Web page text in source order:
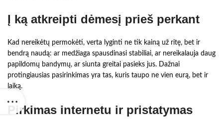
Į ką atkreipti dėmesį prieš perkant
Kad nereikėtų permokėti, verta lyginti ne tik kainą už ritę, bet ir
bendrą naudą: ar medžiaga spausdinasi stabiliai, ar nereikalauja daug
papildomų bandymų, ar siunta greitai pasieks jus. Dažnai
protingiausias pasirinkimas yra tas, kuris taupo ne vien eurą, bet ir
laiką.
Pirkimas internetu ir pristatymas